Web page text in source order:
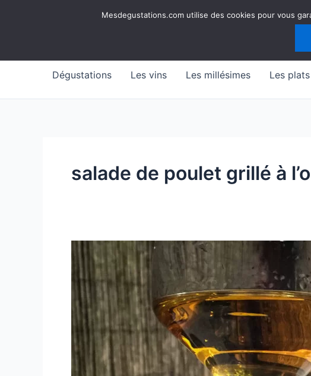
Mesdegustations
Dégustations Les vins Les millésimes Les plats
salade de poulet grillé à
Mesdegustations.com utilise des cookies pour vous